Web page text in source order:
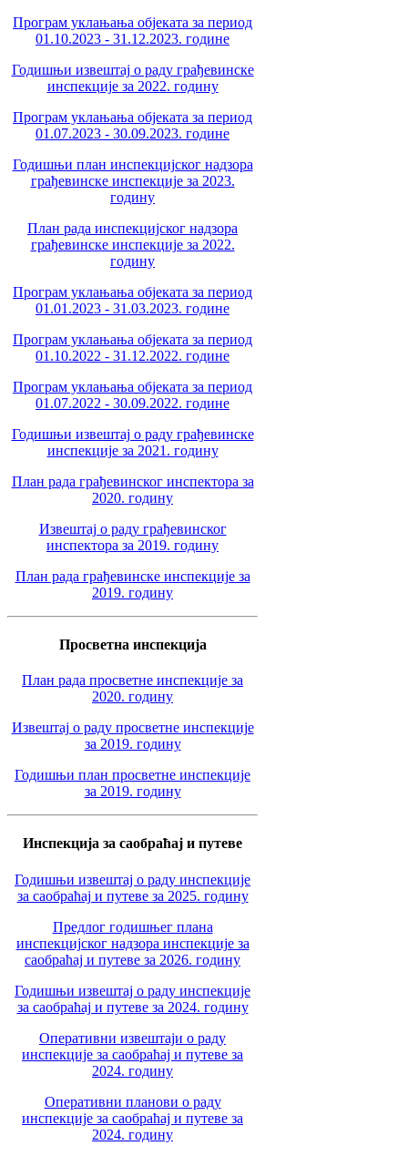
Програм уклањања објеката за период
01.10.2023 - 31.12.2023. године
Годишњи извештај о раду грађевинске
инспекције за 2022. годину
Програм уклањања објеката за период
01.07.2023 - 30.09.2023. године
Годишњи план инспекцијског надзора
грађевинске инспекције за 2023.
годину
План рада инспекцијског надзора
грађевинске инспекције за 2022.
годину
Програм уклањања објеката за период
01.01.2023 - 31.03.2023. године
Програм уклањања објеката за период
01.10.2022 - 31.12.2022. године
Програм уклањања објеката за период
01.07.2022 - 30.09.2022. године
Годишњи извештај о раду грађевинске
инспекције за 2021. годину
План рада грађевинског инспектора за
2020. годину
Извештај о раду грађевинског
инспектора за 2019. годину
План рада грађевинске инспекције за
2019. годину
Просветна инспекција
План рада просветне инспекције за
2020. годину
Извештај о раду просветне инспекције
за 2019. годину
Годишњи план просветне инспекције
за 2019. годину
Инспекција за саобраћај и путеве
Годишњи извештај о раду инспекције
за саобраћај и путеве за 2025. годину
Предлог годишњег плана
инспекцијског надзора инспекције за
саобраћај и путеве за 2026. годину
Годишњи извештај о раду инспекције
за саобраћај и путеве за 2024. годину
Оперативни извештаји о раду
инспекције за саобраћај и путеве за
2024. годину
Оперативни планови о раду
инспекције за саобраћај и путеве за
2024. годину